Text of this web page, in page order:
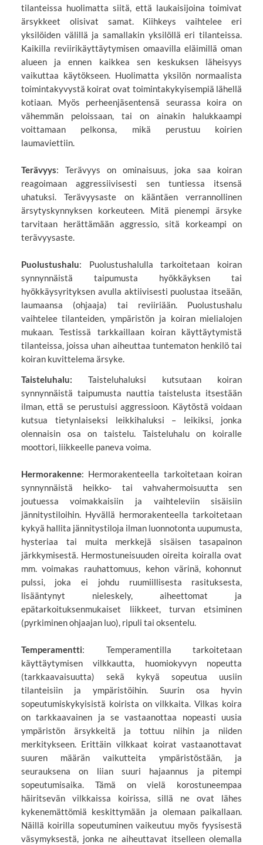
tilanteissa huolimatta siitä, että laukaisijoina toimivat
ärsykkeet olisivat samat. Kiihkeys vaihtelee eri
yksilöiden välillä ja samallakin yksilöllä eri tilanteissa.
Kaikilla reviirikäyttäytymisen omaavilla eläimillä oman
alueen ja ennen kaikkea sen keskuksen läheisyys
vaikuttaa käytökseen. Huolimatta yksilön normaalista
toimintakyvystä koirat ovat toimintakykyisempiä lähellä
kotiaan. Myös perheenjäsentensä seurassa koira on
vähemmän peloissaan, tai on ainakin halukkaampi
voittamaan pelkonsa, mikä perustuu koirien
laumaviettiin.
Terävyys: Terävyys on ominaisuus, joka saa koiran
reagoimaan aggressiivisesti sen tuntiessa itsensä
uhatuksi. Terävyysaste on kääntäen verrannollinen
ärsytyskynnyksen korkeuteen. Mitä pienempi ärsyke
tarvitaan herättämään aggressio, sitä korkeampi on
terävyysaste.
Puolustushalu: Puolustushalulla tarkoitetaan koiran
synnynnäistä taipumusta hyökkäyksen tai
hyökkäysyrityksen avulla aktiivisesti puolustaa itseään,
laumaansa (ohjaaja) tai reviiriään. Puolustushalu
vaihtelee tilanteiden, ympäristön ja koiran mielialojen
mukaan. Testissä tarkkaillaan koiran käyttäytymistä
tilanteissa, joissa uhan aiheuttaa tuntematon henkilö tai
koiran kuvittelema ärsyke.
Taisteluhalu: Taisteluhaluksi kutsutaan koiran
synnynnäistä taipumusta nauttia taistelusta itsestään
ilman, että se perustuisi aggressioon. Käytöstä voidaan
kutsua tietynlaiseksi leikkihaluksi – leikiksi, jonka
olennaisin osa on taistelu. Taisteluhalu on koiralle
moottori, liikkeelle paneva voima.
Hermorakenne: Hermorakenteella tarkoitetaan koiran
synnynnäistä heikko- tai vahvahermoisuutta sen
joutuessa voimakkaisiin ja vaihteleviin sisäisiin
jännitystiloihin. Hyvällä hermorakenteella tarkoitetaan
kykyä hallita jännitystiloja ilman luonnotonta uupumusta,
hysteriaa tai muita merkkejä sisäisen tasapainon
järkkymisestä. Hermostuneisuuden oireita koiralla ovat
mm. voimakas rauhattomuus, kehon värinä, kohonnut
pulssi, joka ei johdu ruumiillisesta rasituksesta,
lisääntynyt nieleskely, aiheettomat ja
epätarkoituksenmukaiset liikkeet, turvan etsiminen
(pyrkiminen ohjaajan luo), ripuli tai oksentelu.
Temperamentti: Temperamentilla tarkoitetaan
käyttäytymisen vilkkautta, huomiokyvyn nopeutta
(tarkkaavaisuutta) sekä kykyä sopeutua uusiin
tilanteisiin ja ympäristöihin. Suurin osa hyvin
sopeutumiskykyisistä koirista on vilkkaita. Vilkas koira
on tarkkaavainen ja se vastaanottaa nopeasti uusia
ympäristön ärsykkeitä ja tottuu niihin ja niiden
merkitykseen. Erittäin vilkkaat koirat vastaanottavat
suuren määrän vaikutteita ympäristöstään, ja
seurauksena on liian suuri hajaannus ja pitempi
sopeutumisaika. Tämä on vielä korostuneempaa
häiritsevän vilkkaissa koirissa, sillä ne ovat lähes
kykenemättömiä keskittymään ja olemaan paikallaan.
Näillä koirilla sopeutuminen vaikeutuu myös fyysisestä
väsymyksestä, jonka ne aiheuttavat itselleen olemalla